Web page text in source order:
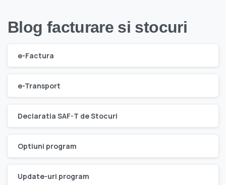
Blog facturare si stocuri
e-Factura
e-Transport
Declaratia SAF-T de Stocuri
Optiuni program
Update-uri program